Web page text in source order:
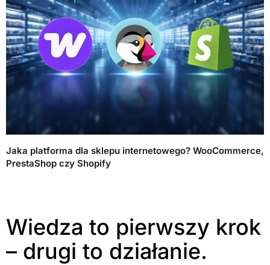
Jaka platforma dla sklepu internetowego? WooCommerce,
PrestaShop czy Shopify
Wiedza to pierwszy krok
– drugi to działanie.